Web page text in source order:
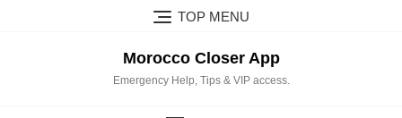
TOP MENU
Morocco Closer App
Emergency Help, Tips & VIP access.